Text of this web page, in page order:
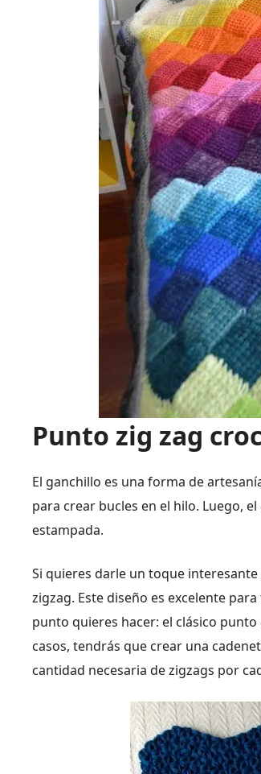
Punto zig zag
El ganchillo es una forma de
para crear bucles en el hilo. Luego,
estampada.
Si quieres darle un toque
zigzag. Este diseño es excelente
punto quieres hacer: el clásico
casos, tendrás que crear una
cantidad necesaria de zigzags por